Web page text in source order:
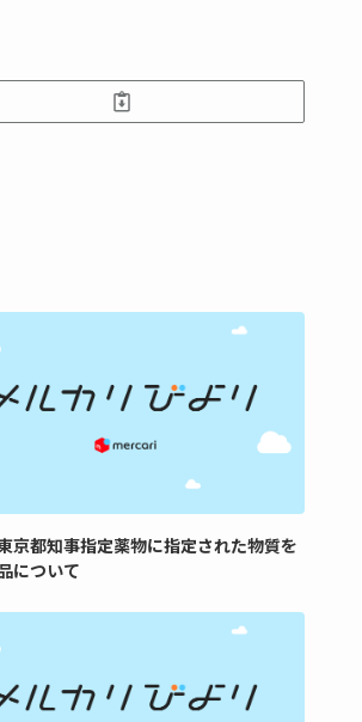
京都知事指定薬物に指定された物質を
について